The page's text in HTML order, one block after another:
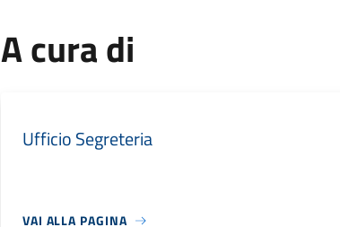
A cura di
Ufficio Segreteria
VAI ALLA PAGINA